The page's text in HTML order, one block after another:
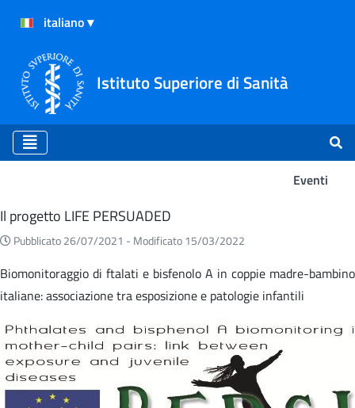
Istituto Superiore di Sanità
Eventi
Eventi
Il progetto LIFE PERSUADED
Pubblicato 26/07/2021 - Modificato 15/03/2022
Biomonitoraggio di ftalati e bisfenolo A in coppie madre-bambino
italiane: associazione tra esposizione e patologie infantili